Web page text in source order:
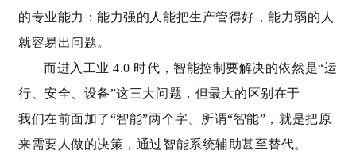
的专业能力：能力强的人能把生产管得好，能力弱的人
就容易出问题。
而进入工业 4.0 时代，智能控制要解决的依然是“运
行、安全、设备”这三大问题，但最大的区别在于——
我们在前面加了“智能”两个字。所谓“智能”，就是把原
来需要人做的决策，通过智能系统辅助甚至替代。